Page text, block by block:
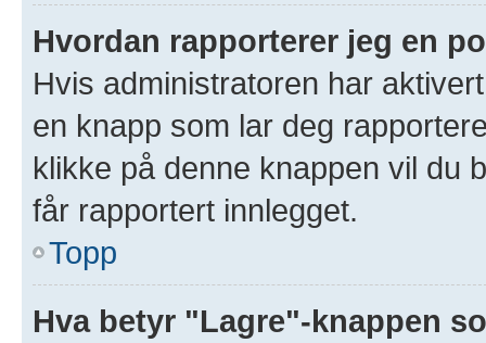
Hvordan rapporterer jeg en
Hvis administratoren har
en knapp som lar deg
klikke på denne knappen vil du
får rapportert innlegget.
Topp
Hva betyr "Lagre"-knappen